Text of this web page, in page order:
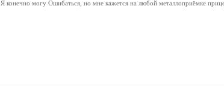
Я конечно могу Ошибаться, но мне кажется на любой металлоприёмке